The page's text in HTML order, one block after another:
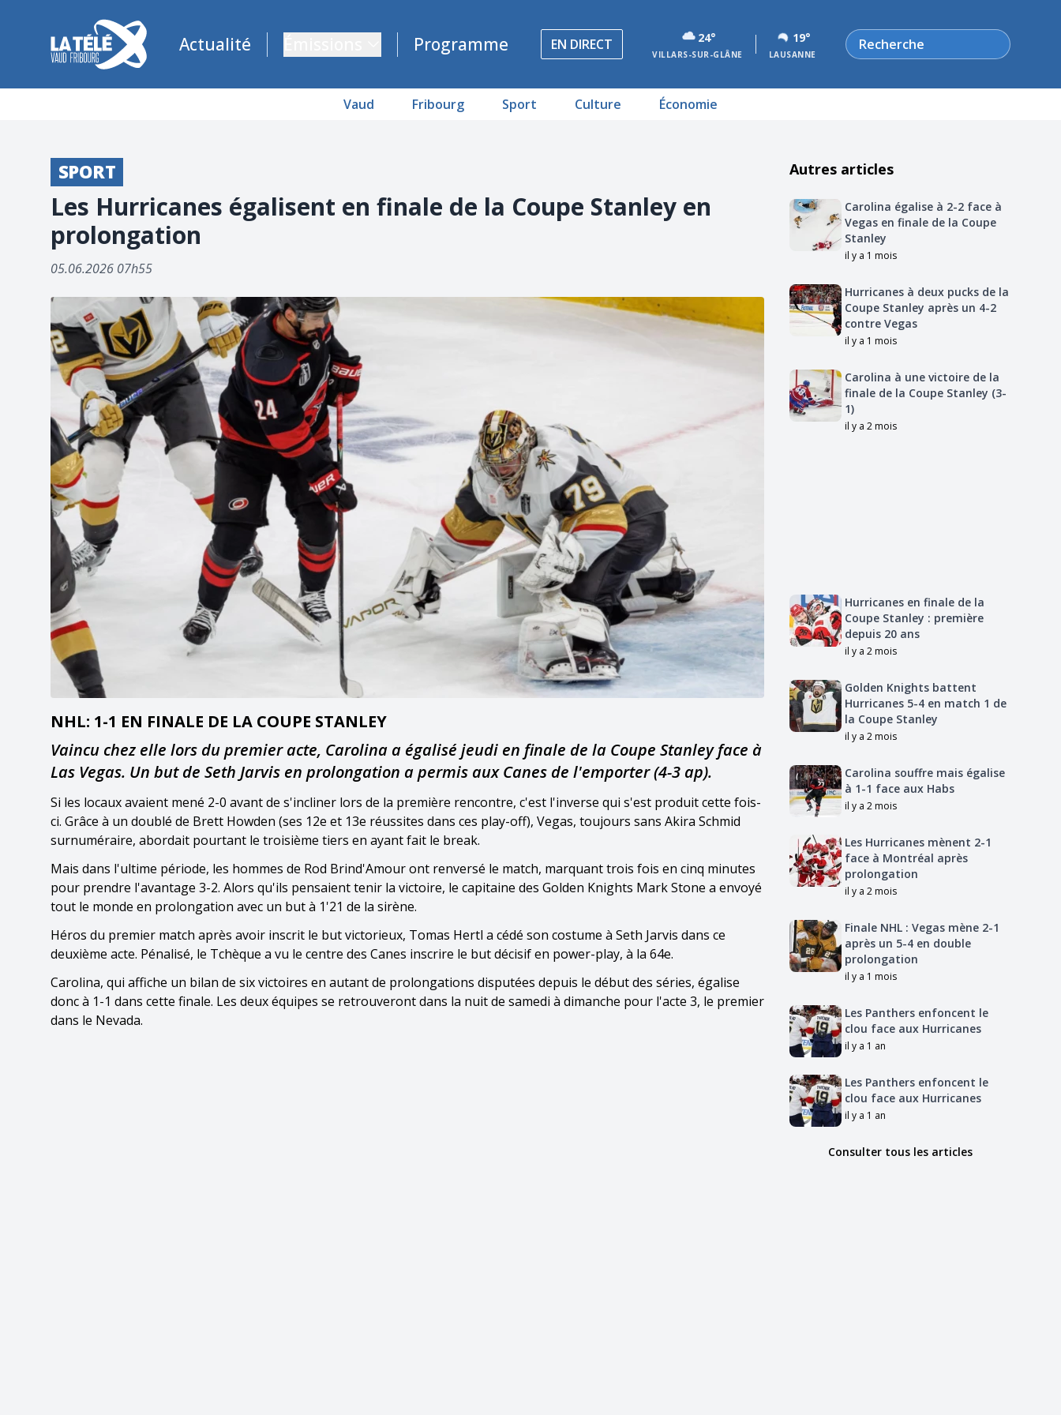
La Télé - Télévision régionale Vaud et Fribourg
Actualité Programme EN DIRECT 24°
VILLARS-SUR-GLÂNE
19°
LAUSANNE
Rechercher
Vaud Fribourg Sport Culture Économie
SPORT
Les Hurricanes égalisent en finale de la Coupe Stanley en
prolongation
05.06.2026 07h55
NHL: 1-1 EN FINALE DE LA COUPE STANLEY
Vaincu chez elle lors du premier acte, Carolina a égalisé jeudi en finale de la Coupe Stanley face à
Las Vegas. Un but de Seth Jarvis en prolongation a permis aux Canes de l'emporter (4-3 ap).
Si les locaux avaient mené 2-0 avant de s'incliner lors de la première rencontre, c'est l'inverse qui s'est produit cette fois-
ci. Grâce à un doublé de Brett Howden (ses 12e et 13e réussites dans ces play-off), Vegas, toujours sans Akira Schmid
surnuméraire, abordait pourtant le troisième tiers en ayant fait le break.
Mais dans l'ultime période, les hommes de Rod Brind'Amour ont renversé le match, marquant trois fois en cinq minutes
pour prendre l'avantage 3-2. Alors qu'ils pensaient tenir la victoire, le capitaine des Golden Knights Mark Stone a envoyé
tout le monde en prolongation avec un but à 1'21 de la sirène.
Héros du premier match après avoir inscrit le but victorieux, Tomas Hertl a cédé son costume à Seth Jarvis dans ce
deuxième acte. Pénalisé, le Tchèque a vu le centre des Canes inscrire le but décisif en power-play, à la 64e.
Carolina, qui affiche un bilan de six victoires en autant de prolongations disputées depuis le début des séries, égalise
donc à 1-1 dans cette finale. Les deux équipes se retrouveront dans la nuit de samedi à dimanche pour l'acte 3, le premier
dans le Nevada.
Autres articles
Carolina égalise à 2-2 face à
Vegas en finale de la Coupe
Stanley
il y a 1 mois
Hurricanes à deux pucks de la
Coupe Stanley après un 4-2
contre Vegas
il y a 1 mois
Carolina à une victoire de la
finale de la Coupe Stanley (3-
1)
il y a 2 mois
Hurricanes en finale de la
Coupe Stanley : première
depuis 20 ans
il y a 2 mois
Golden Knights battent
Hurricanes 5-4 en match 1 de
la Coupe Stanley
il y a 2 mois
Carolina souffre mais égalise
à 1-1 face aux Habs
il y a 2 mois
Les Hurricanes mènent 2-1
face à Montréal après
prolongation
il y a 2 mois
Finale NHL : Vegas mène 2-1
après un 5-4 en double
prolongation
il y a 1 mois
Les Panthers enfoncent le
clou face aux Hurricanes
il y a 1 an
Les Panthers enfoncent le
clou face aux Hurricanes
il y a 1 an
Consulter tous les articles